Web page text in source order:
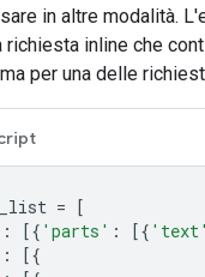
in altre modalità.
richiesta inline che
per una delle
= [
: [{ 'parts' : [{ 'text'
:
[{